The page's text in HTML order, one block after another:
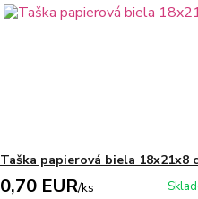
Taška papierová biela 18x21x8
0,70 EUR/ks